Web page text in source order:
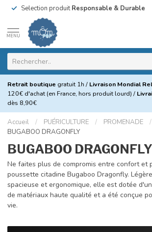
Selection produitResponsable & Durable
MENU
Retrait boutique gratuit 1h / Livraison Mondial
120€ d'achat (en France, hors produit lourd) /
dès 8,90€
Accueil / PUÉRICULTURE / PROMENADE /
BUGABOO DRAGONFLY
BUGABOO DRAGONFLY
Ne faites plus de compromis entre confort et
poussette citadine Bugaboo Dragonfly.
spacieuse et ergonomique, elle est dotée
de matériaux haute qualité et a été conçue
vie.